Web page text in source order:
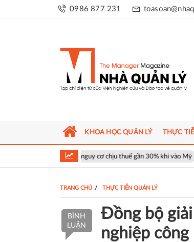
0986 877 231
đối mặt nguy cơ chịu thuế gần 30% khi vào Mỹ Khu
KHOA HỌC QUẢN LÝ THỰC
TRANG CHỦ THỰC TIỄN QUẢN LÝ
BÌNH
LUẬN
Đồng bộ
nghiệp